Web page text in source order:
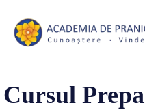
Cursul